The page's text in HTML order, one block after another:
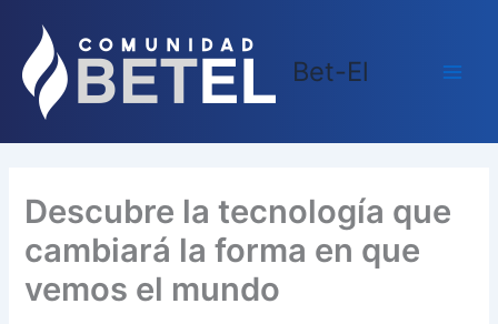
content
Bet-El
Descubre la tecnología que
cambiará la forma en que
vemos el mundo